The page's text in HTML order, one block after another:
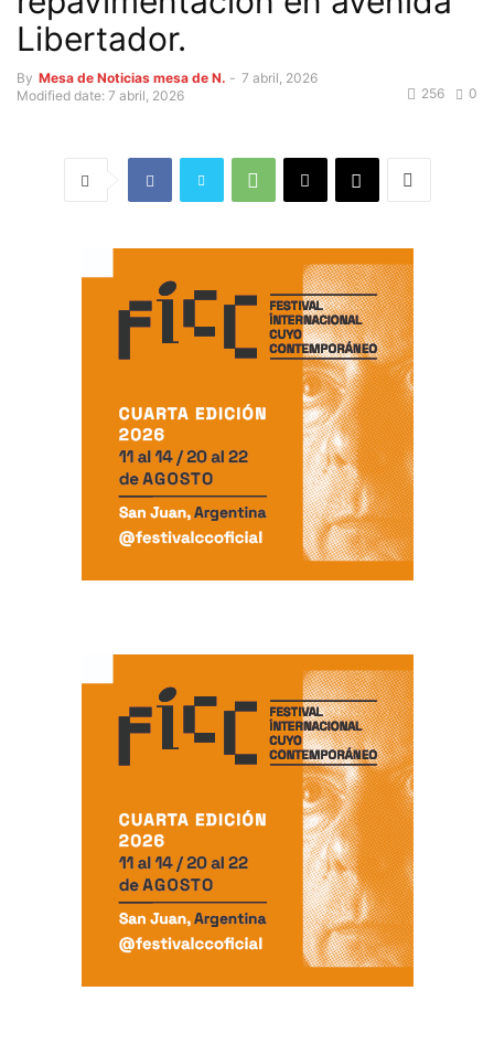
Libertador.
By Mesa de Noticias mesa de N. - 7 abril, 2026
Modified date: 7 abril, 2026
0
256